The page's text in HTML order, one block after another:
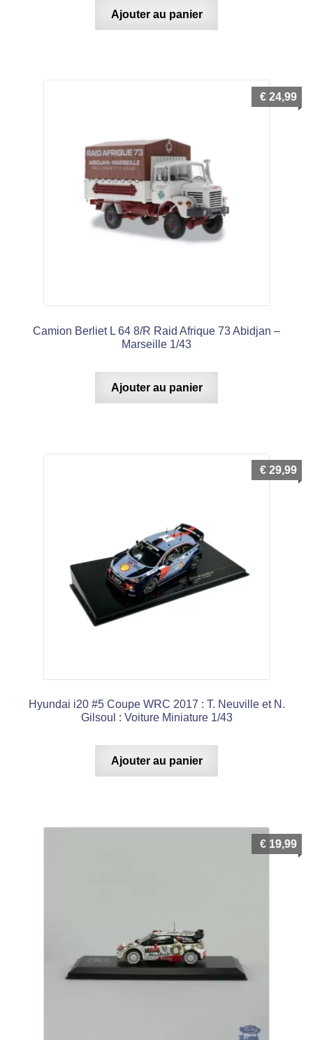
Ajouter au panier
Camion Berliet L 64 8/R Raid Afrique 73 Abidjan –
Marseille 1/43
€ 24,99
Ajouter au panier
Hyundai i20 #5 Coupe WRC 2017 : T. Neuville et N.
Gilsoul : Voiture Miniature 1/43
€ 29,99
Ajouter au panier
€ 19,99